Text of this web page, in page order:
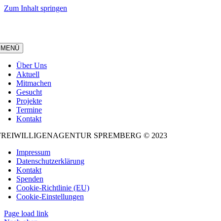
Zum Inhalt springen
MENÜ
Über Uns
Aktuell
Mitmachen
Gesucht
Projekte
Termine
Kontakt
SPREMBERG © 2023
Impressum
Datenschutzerklärung
Kontakt
Spenden
Cookie-Richtlinie (EU)
Cookie-Einstellungen
Page load link